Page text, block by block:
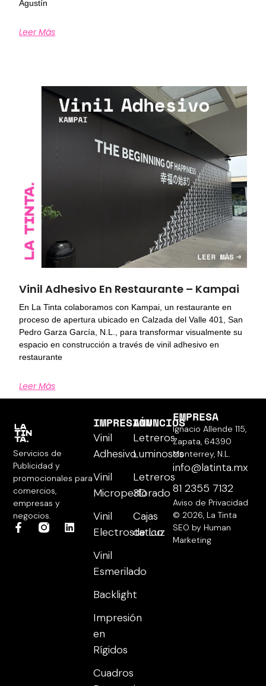
Agustín
Leer Más
Vinil Adhesivo En Restaurante – Kampai
En La Tinta colaboramos con Kampai, un restaurante en
proceso de apertura ubicado en Calzada del Valle 401, San
Pedro Garza García, N.L., para transformar visualmente su
espacio en construcción a través de vinil adhesivo en
restaurante
Leer Más
Servicios de
Publicidad y
promocionales para
comercios,
empresas y
negocios.
IMPRESIÓN
Vinil
Adhesivo
Vinil
Microperforado
Vinil
Electrostatico
Vinil
Esmerilado
Backlight
Impresión
en
Rígidos
Cuadros
ANUNCIOS
Letreros
Luminosos
Letreros
3D
Cajas
de Luz
EMPRESA
Ignacio Allende 115,
Zapata, 64390
Monterrey, N.L.
info@latinta.mx
81 2355 7132
Aviso de Privacidad
© 2026, La Tinta
SEO by Human
Marketing